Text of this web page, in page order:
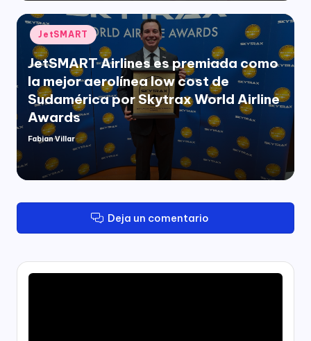
Publicado
en
JetSMART
JetSMART Airlines es premiada como
la mejor aerolínea low cost de
Sudamérica por Skytrax World Airline
Awards
Publicado
Fabian Villar
Deja un comentario